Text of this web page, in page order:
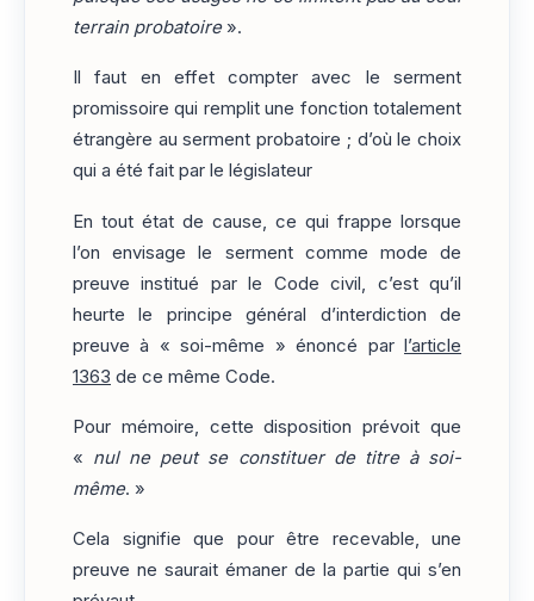
terrain probatoire».
Il faut en effet compter avec le serment
promissoire qui remplit une fonction totalement
étrangère au serment probatoire ; d’où le choix
qui a été fait par le législateur
En tout état de cause, ce qui frappe lorsque
l’on envisage le serment comme mode de
preuve institué par le Code civil, c’est qu’il
heurte le principe général d’interdiction de
preuve à « soi-même » énoncé par l’article
1363 de ce même Code.
Pour mémoire, cette disposition prévoit que
« nul ne peut se constituer de titre à soi-
même. »
Cela signifie que pour être recevable, une
preuve ne saurait émaner de la partie qui s’en